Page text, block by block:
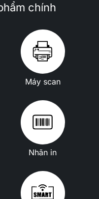
chính
Máy scan
Nhãn in